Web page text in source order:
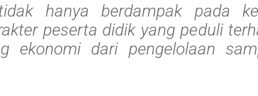
hanya berdampak pada
peserta didik yang peduli
ekonomi dari pengelolaan